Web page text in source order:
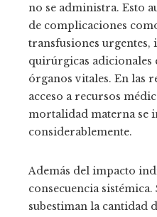
no se administra. Esto
de complicaciones
transfusiones urgentes,
quirúrgicas adicionales
órganos vitales. En las
acceso a recursos
mortalidad materna se
considerablemente.
Además del impacto
consecuencia
subestiman la cantidad